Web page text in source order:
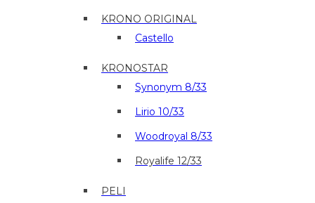
KRONO ORIGINAL
Castello
KRONOSTAR
Synonym 8/33
Lirio 10/33
Woodroyal 8/33
Royalife 12/33
PELI